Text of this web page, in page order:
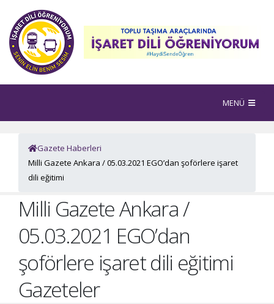
MENÜ
Gazete Haberleri
Milli Gazete Ankara / 05.03.2021 EGO’dan şoförlere işaret
dili eğitimi
Milli Gazete Ankara /
05.03.2021 EGO’dan
şoförlere işaret dili eğitimi
Gazeteler